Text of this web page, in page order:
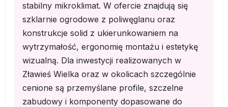
stabilny mikroklimat. W ofercie znajdują się
szklarnie ogrodowe z poliwęglanu oraz
konstrukcje solid z ukierunkowaniem na
wytrzymałość, ergonomię montażu i estetykę
wizualną. Dla inwestycji realizowanych w
Zławieś Wielka oraz w okolicach szczególnie
cenione są przemyślane profile, szczelne
zabudowy i komponenty dopasowane do